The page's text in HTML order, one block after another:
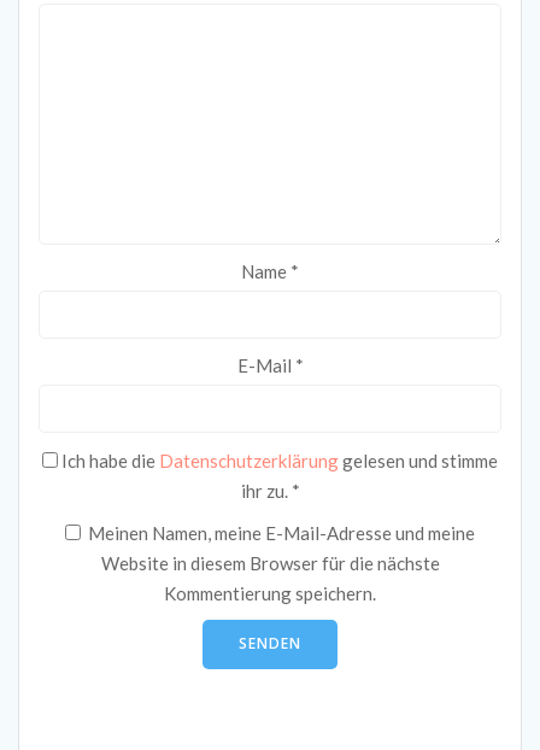
Name *
E-Mail *
Ich habe die Datenschutzerklärunggelesen und stimme
ihr zu. *
Meinen Namen, meine E-Mail-Adresse und meine
Website in diesem Browser für die nächste
Kommentierung speichern.